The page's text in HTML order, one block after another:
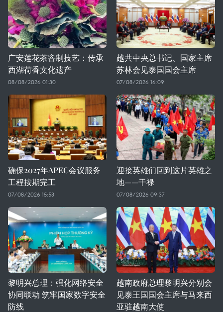
广安莲花茶窨制技艺：传承
西湖荷香文化遗产
08/08/2026 01:30
越共中央总书记、国家主席
苏林会见泰国国会主席
07/08/2026 16:09
确保2027年APEC会议服务
工程按期完工
07/08/2026 15:53
迎接英雄们回到这片英雄之
地——干禄
07/08/2026 09:37
黎明兴总理：强化网络安全
协同联动 筑牢国家数字安全
防线
越南政府总理黎明兴分别会
见泰王国国会主席与马来西
亚驻越南大使